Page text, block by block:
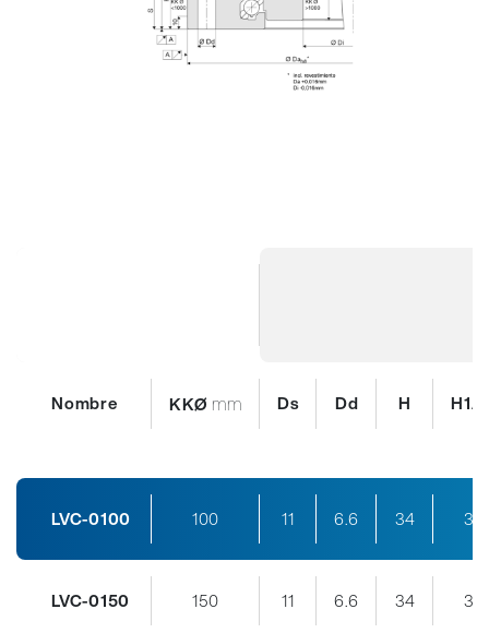
Nombre KKØ mm Ds Dd H
LVC-0100 100 11 6.6 34 33
LVC-0150 150 11 6.6 34 33